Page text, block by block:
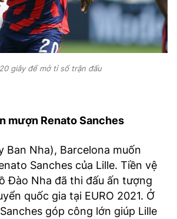
giây để mở tỉ số trận đấu
mượn Renato Sanches
Ban Nha), Barcelona muốn
Sanches của Lille. Tiền vệ
Đào Nha đã thi đấu ấn tượng
quốc gia tại EURO 2021. Ở
góp công lớn giúp Lille